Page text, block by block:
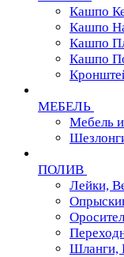
Кашпо
Кашпо
Кашпо
Кашпо
МЕБЕЛЬ
Мебель
ПОЛИВ
Лейки,
Шланги,